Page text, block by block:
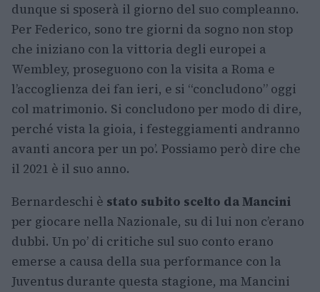
dunque si sposerà il giorno del suo compleanno.
Per Federico, sono tre giorni da sogno non stop
che iniziano con la vittoria degli europei a
Wembley, proseguono con la visita a Roma e
l’accoglienza dei fan ieri, e si “concludono” oggi
col matrimonio. Si concludono per modo di dire,
perché vista la gioia, i festeggiamenti andranno
avanti ancora per un po’. Possiamo però dire che
il 2021 è il suo anno.
Bernardeschi è stato subito scelto da Mancini
per giocare nella Nazionale, su di lui non c’erano
dubbi. Un po’ di critiche sul suo conto erano
emerse a causa della sua performance con la
Juventus durante questa stagione, ma Mancini